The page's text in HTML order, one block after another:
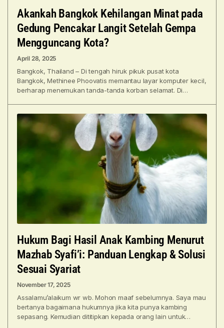
Akankah Bangkok Kehilangan Minat pada
Gedung Pencakar Langit Setelah Gempa
Mengguncang Kota?
April 28, 2025
Bangkok, Thailand – Di tengah hiruk pikuk pusat kota
Bangkok, Methinee Phoovatis memantau layar komputer kecil,
berharap menemukan tanda-tanda korban selamat. Di
Hukum Bagi Hasil Anak Kambing Menurut
Mazhab Syafi’i: Panduan Lengkap & Solusi
Sesuai Syariat
November 17, 2025
Assalamu’alaikum wr wb. Mohon maaf sebelumnya. Saya mau
bertanya bagaimana hukumnya jika kita punya kambing
sepasang. Kemudian dititipkan kepada orang lain untuk